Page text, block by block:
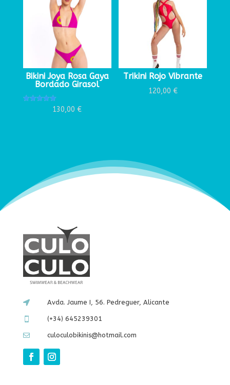
Bikini Joya Rosa Gaya
Bordado Girasol
130,00 €
Trikini Rojo Vibrante
120,00 €
 Avda. Jaume I, 56. Pedreguer, Alicante
 (+34) 645239301
 culoculobikinis@hotmail.com